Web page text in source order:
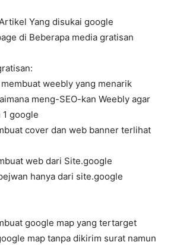
Yang disukai google
di Beberapa media gratisan
weebly yang menarik
meng-SEO-kan Weebly agar
1 google
cover dan web banner terlihat
web dari Site.google
hanya dari site.google
google map yang tertarget
map tanpa dikirim surat namun